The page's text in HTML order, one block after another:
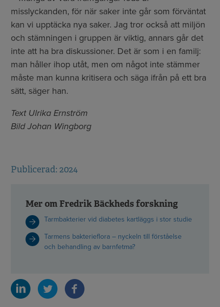
misslyckanden, för när saker inte går som förväntat
kan vi upptäcka nya saker. Jag tror också att miljön
och stämningen i gruppen är viktig, annars går det
inte att ha bra diskussioner. Det är som i en familj:
man håller ihop utåt, men om något inte stämmer
måste man kunna kritisera och säga ifrån på ett bra
sätt, säger han.
Text Ulrika Ernström
Bild Johan Wingborg
Publicerad: 2024
Mer om Fredrik Bäckheds forskning
Tarmbakterier vid diabetes kartläggs i stor studie
Tarmens bakterieflora – nyckeln till förståelse
och behandling av barnfetma?